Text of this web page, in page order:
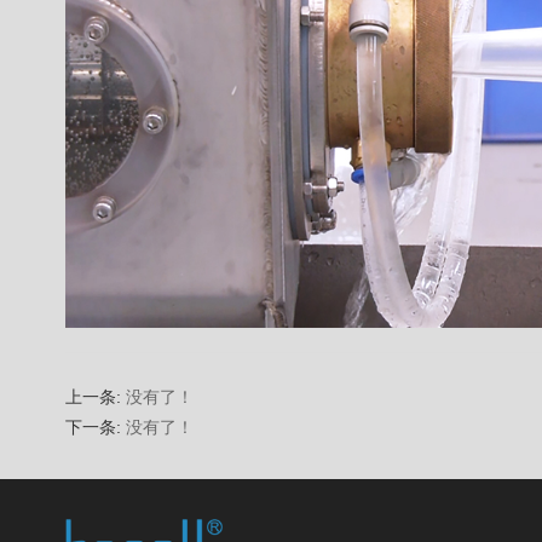
上一条: 没有了！
下一条: 没有了！